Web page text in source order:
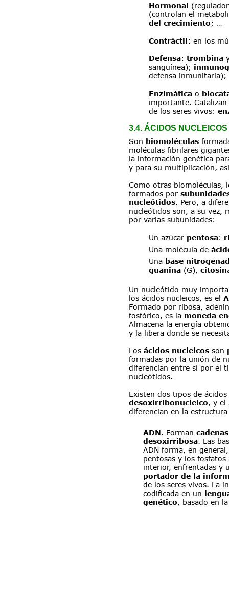
Hormonal
(controlan el
del crecimiento; …
Contráctil: en los
Defensa: trombina
sanguínea);
defensa
Enzimática o
importante.
de los seres vivos:
3.4. ÁCIDOS NUCLEICOS
Son biomoléculas
moléculas fibrilares
la información genética
y para su multiplicación,
Como otras biomoléculas,
formados por
nucleótidos. Pero, a
nucleótidos son, a su vez,
por varias subunidades:
Un azúcar pentosa:
Una molécula de
Una base
guanina (G),
Un nucleótido muy
los ácidos nucleicos, es el
Formado por ribosa,
fosfórico, es la moneda
Almacena la energía
y la libera donde se
Los ácidos nucleicos son
formadas por la unión de
diferencian entre sí por el
nucleótidos.
Existen dos tipos de
desoxirribonucleico, y el
diferencian en la
ADN. Forman
desoxirribosa. Las
ADN forma, en
pentosas y los
interior, enfrentadas y
portador de la
de los seres vivos. La
codificada en un
genético, basado en